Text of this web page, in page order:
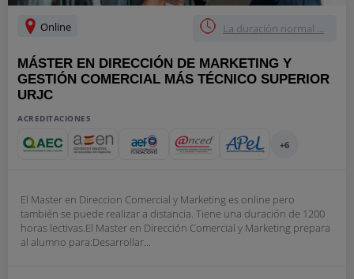
Online La duración normal ...
MÁSTER EN DIRECCIÓN DE MARKETING Y
GESTIÓN COMERCIAL MÁS TÉCNICO SUPERIOR
URJC
ACREDITACIONES
+6
El Master en Direccion Comercial y Marketing es online pero
también se puede realizar a distancia. Tiene una duración de 1200
horas lectivas.El Master en Dirección Comercial y Marketing prepara
al alumno para:Desarrollar...